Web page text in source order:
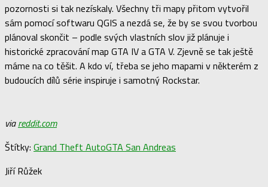
pozornosti si tak nezískaly. Všechny tři mapy přitom vytvořil
sám pomocí softwaru QGIS a nezdá se, že by se svou tvorbou
plánoval skončit – podle svých vlastních slov již plánuje i
historické zpracování map GTA IV a GTA V. Zjevně se tak ještě
máme na co těšit. A kdo ví, třeba se jeho mapami v některém z
budoucích dílů série inspiruje i samotný Rockstar.
viareddit.com
Štítky: Grand Theft AutoGTA San Andreas
Jiří Růžek